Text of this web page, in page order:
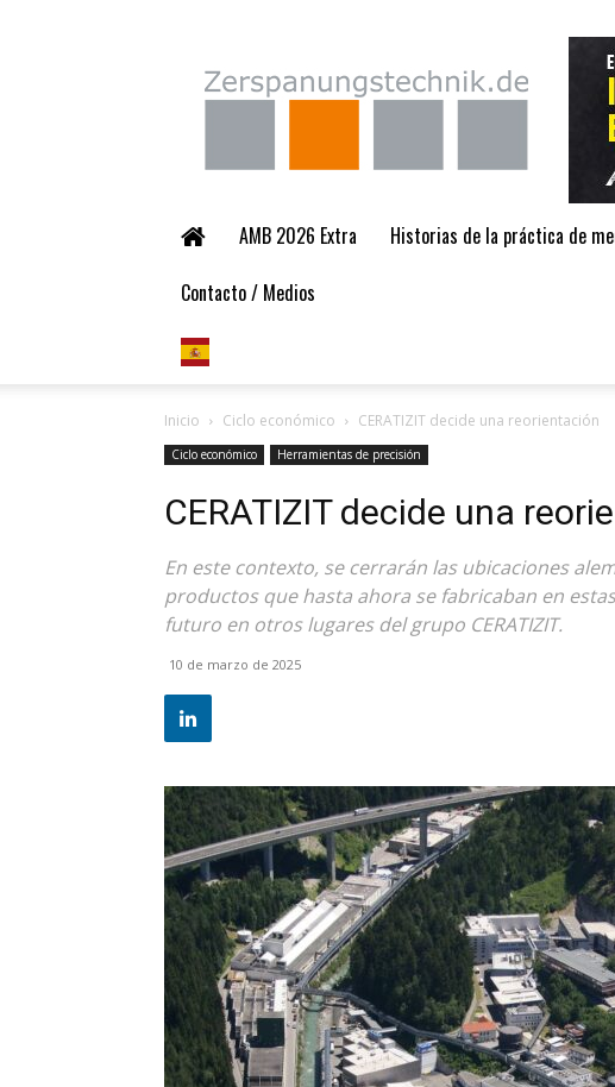
Zerspanungstechnik.de
AMB 2026 Extra Historias de la práctica de
Contacto / Medios
Inicio Ciclo económico CERATIZIT decide una reorientación
Ciclo económico Herramientas de precisión
CERATIZIT decide una
En este contexto, se cerrarán las ubicaciones
productos que hasta ahora se fabricaban en
futuro en otros lugares del grupo CERATIZIT.
10 de marzo de 2025